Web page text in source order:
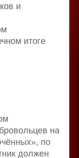
и
итоге
на
по
должен